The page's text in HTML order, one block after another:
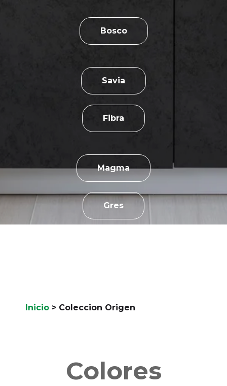
Bosco
Savia
Fibra
Magma
Gres
Inicio > Coleccion Origen
Colores